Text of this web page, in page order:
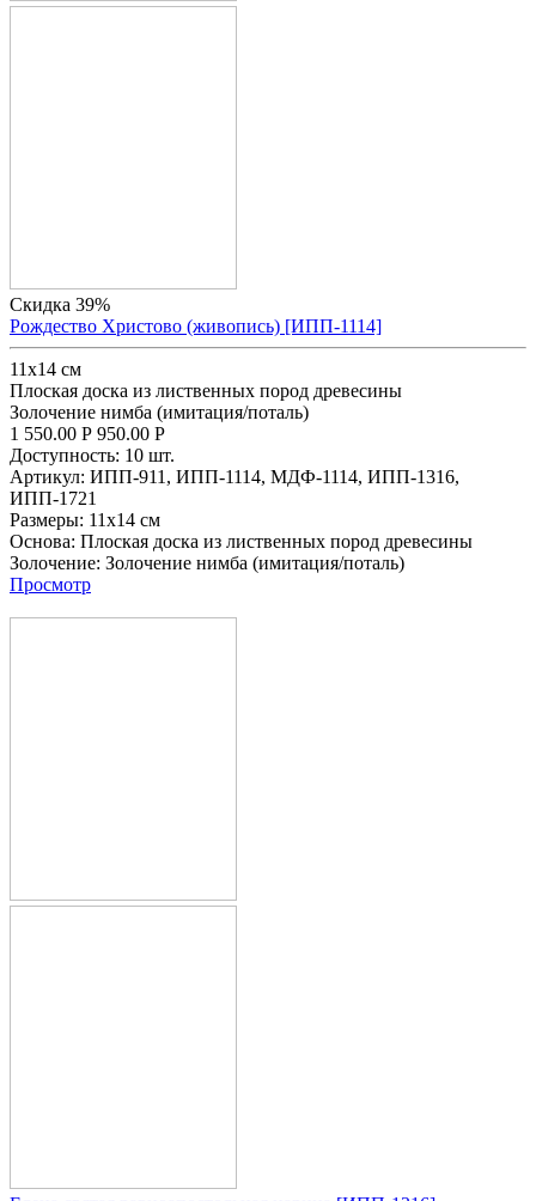
Скидка 39%
Рождество Христово (живопись) [ИПП-1114]
11х14 см
Плоская доска из лиственных пород древесины
Золочение нимба (имитация/поталь)
1 550.00 Р 950.00 Р
Доступность: 10 шт.
Артикул: ИПП-911, ИПП-1114, МДФ-1114, ИПП-1316,
ИПП-1721
Размеры: 11х14 см
Основа: Плоская доска из лиственных пород древесины
Золочение: Золочение нимба (имитация/поталь)
Просмотр